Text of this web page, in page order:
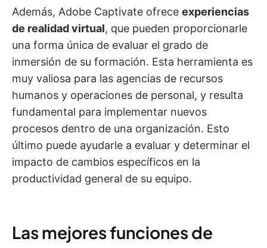
Además, Adobe Captivate ofrece experiencias
de realidad virtual, que pueden proporcionarle
una forma única de evaluar el grado de
inmersión de su formación. Esta herramienta es
muy valiosa para las agencias de recursos
humanos y operaciones de personal, y resulta
fundamental para implementar nuevos
procesos dentro de una organización. Esto
último puede ayudarle a evaluar y determinar el
impacto de cambios específicos en la
productividad general de su equipo.
Las mejores funciones de